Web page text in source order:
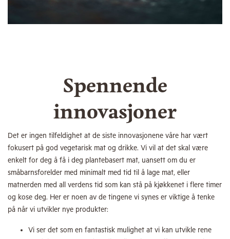
Spennende
innovasjoner
Det er ingen tilfeldighet at de siste innovasjonene våre har vært
fokusert på god vegetarisk mat og drikke. Vi vil at det skal være
enkelt for deg å få i deg plantebasert mat, uansett om du er
småbarnsforelder med minimalt med tid til å lage mat, eller
matnerden med all verdens tid som kan stå på kjøkkenet i flere timer
og kose deg. Her er noen av de tingene vi synes er viktige å tenke
på når vi utvikler nye produkter:
Vi ser det som en fantastisk mulighet at vi kan utvikle rene